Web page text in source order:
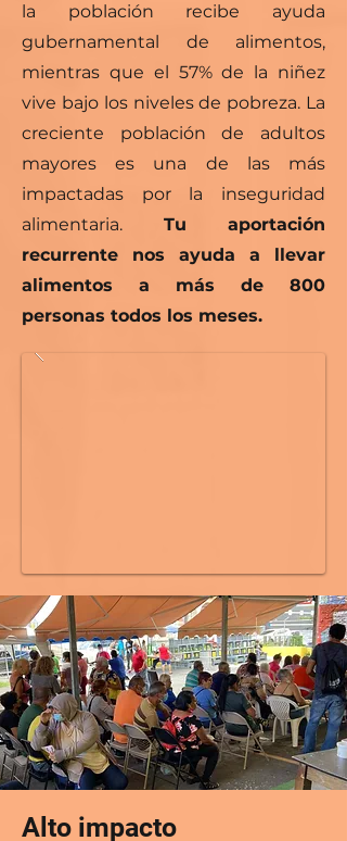
la población recibe ayuda
gubernamental de alimentos,
mientras que el 57% de la niñez
vive bajo los niveles de pobreza. La
creciente población de adultos
mayores es una de las más
impactadas por la inseguridad
alimentaria. Tu aportación
recurrente nos ayuda a llevar
alimentos a más de 800
personas todos los meses.
Alto impacto